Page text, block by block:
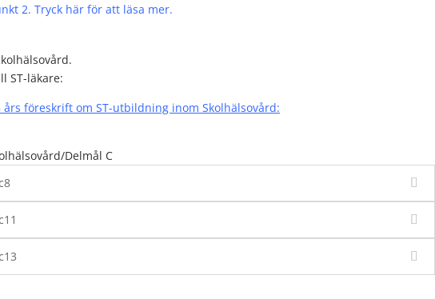
2. Tryck här för att läsa mer.
ST-läkare:
års föreskrift om ST-utbildning inom Skolhälsovård:
Delmål C